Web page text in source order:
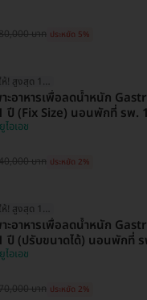
บาท ประหยัด 5%
HD ออกค่าประเมินให้! สูงสุด 1500 บ.
ะอาหารเพื่อลดน้ำหนัก
ปี (Fix Size) นอนพักที่ รพ.
อเอช
บาท ประหยัด 2%
HD ออกค่าประเมินให้! สูงสุด 1500 บ.
ะอาหารเพื่อลดน้ำหนัก
ปี (ปรับขนาดได้) นอนพักที่
อเอช
บาท ประหยัด 2%